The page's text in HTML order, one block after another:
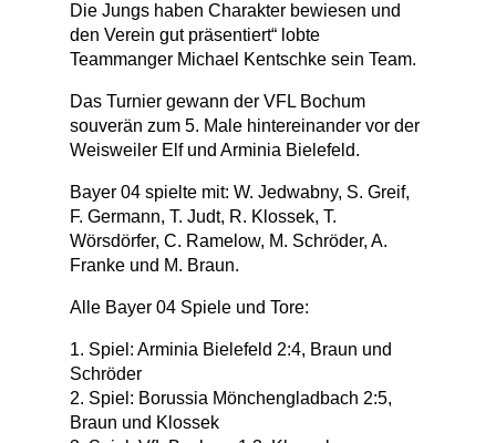
Die Jungs haben Charakter bewiesen und
den Verein gut präsentiert“ lobte
Teammanger Michael Kentschke sein Team.
Das Turnier gewann der VFL Bochum
souverän zum 5. Male hintereinander vor der
Weisweiler Elf und Arminia Bielefeld.
Bayer 04 spielte mit: W. Jedwabny, S. Greif,
F. Germann, T. Judt, R. Klossek, T.
Wörsdörfer, C. Ramelow, M. Schröder, A.
Franke und M. Braun.
Alle Bayer 04 Spiele und Tore:
1. Spiel: Arminia Bielefeld 2:4, Braun und
Schröder
2. Spiel: Borussia Mönchengladbach 2:5,
Braun und Klossek